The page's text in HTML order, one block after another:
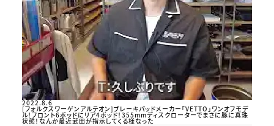
2022.8.6
[フォルクスワーゲンアルテオン]ブレーキパッドメーカー「VETTO」ワンオフモデ
ル！フロント6ポッドにリア4ポッド！355mmディスクローターでまさに豚に真珠
状態！なんか最近武田が指示してくる様なった